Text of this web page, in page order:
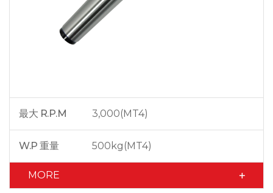
最大 R.P.M 3,000(MT4)
W.P 重量 500kg(MT4)
MORE